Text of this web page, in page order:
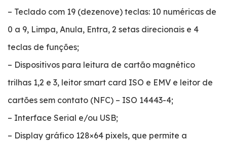
– Teclado com 19 (dezenove) teclas: 10 numéricas de
0 a 9, Limpa, Anula, Entra, 2 setas direcionais e 4
teclas de funções;
– Dispositivos para leitura de cartão magnético
trilhas 1,2 e 3, leitor smart card ISO e EMV e leitor de
cartões sem contato (NFC) – ISO 14443-4;
– Interface Serial e/ou USB;
– Display gráfico 128×64 pixels, que permite a